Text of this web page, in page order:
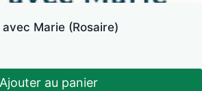
Marie (Rosaire)
Ajouter au panier